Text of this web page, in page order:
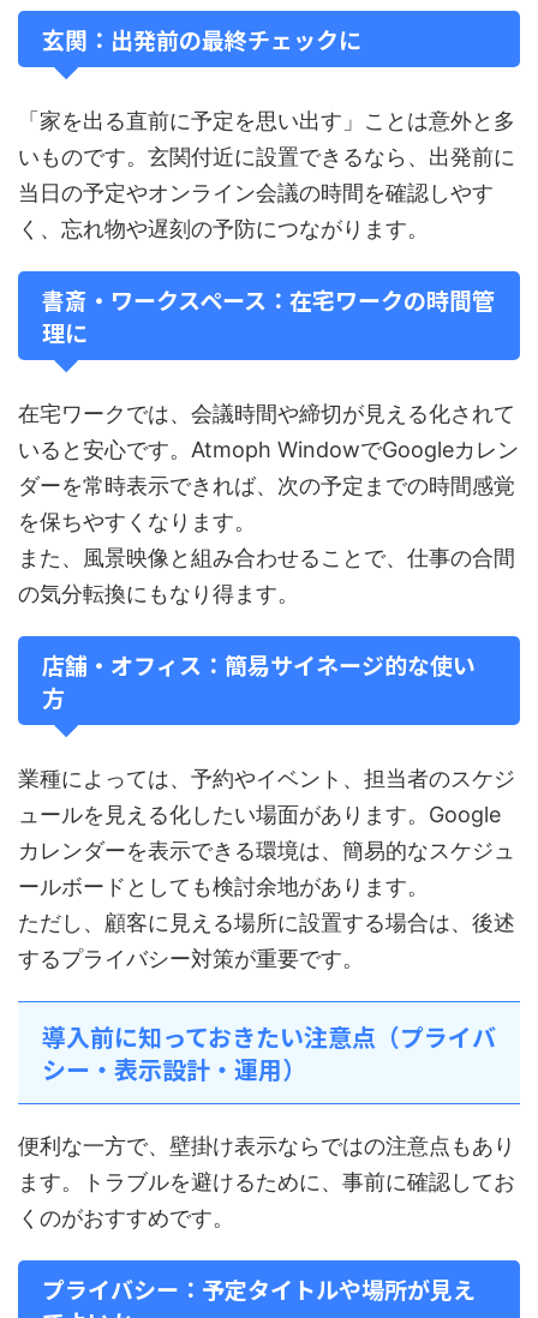
玄関：出発前の最終チェックに
「家を出る直前に予定を思い出す」ことは意外と多
いものです。玄関付近に設置できるなら、出発前に
当日の予定やオンライン会議の時間を確認しやす
く、忘れ物や遅刻の予防につながります。
書斎・ワークスペース：在宅ワークの時間管
理に
在宅ワークでは、会議時間や締切が見える化されて
いると安心です。Atmoph WindowでGoogleカレン
ダーを常時表示できれば、次の予定までの時間感覚
を保ちやすくなります。
また、風景映像と組み合わせることで、仕事の合間
の気分転換にもなり得ます。
店舗・オフィス：簡易サイネージ的な使い
方
業種によっては、予約やイベント、担当者のスケジ
ュールを見える化したい場面があります。Google
カレンダーを表示できる環境は、簡易的なスケジュ
ールボードとしても検討余地があります。
ただし、顧客に見える場所に設置する場合は、後述
するプライバシー対策が重要です。
導入前に知っておきたい注意点（プライバ
シー・表示設計・運用）
便利な一方で、壁掛け表示ならではの注意点もあり
ます。トラブルを避けるために、事前に確認してお
くのがおすすめです。
プライバシー：予定タイトルや場所が見え